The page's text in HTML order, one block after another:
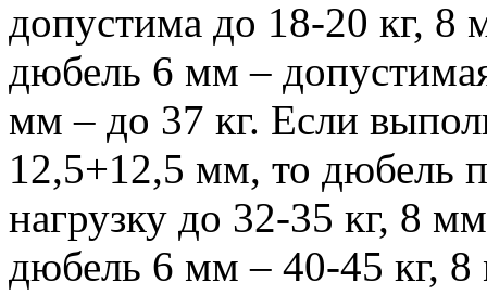
допустима до 18-20 кг, 8
дюбель 6 мм –
мм – до 37 кг. Если
12,5+12,5 мм, то дюбель
нагрузку до 32-35 кг, 8
дюбель 6 мм – 40-45 кг, 8